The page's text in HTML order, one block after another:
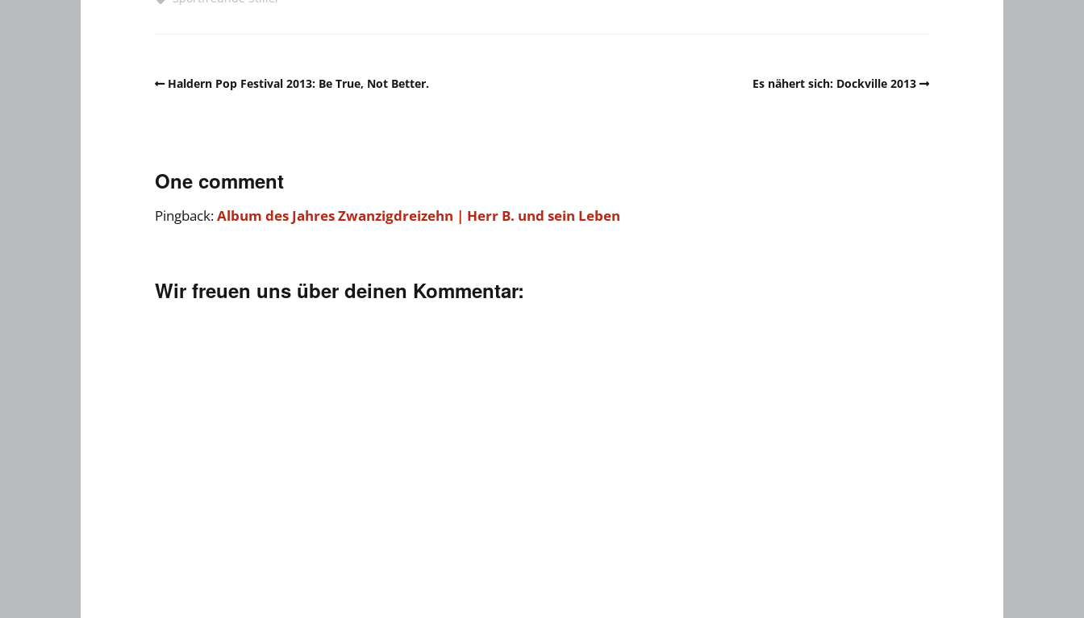
Haldern Pop Festival 2013: Be True, Not Better. Es nähert sich: Dockville 2013
One comment
Pingback:Album des Jahres Zwanzigdreizehn | Herr B. und sein Leben
Wir freuen uns über deinen Kommentar: